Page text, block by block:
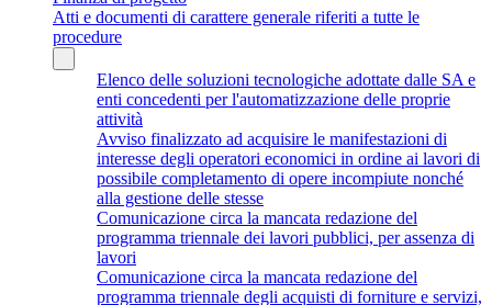
Atti e documenti di carattere generale riferiti a tutte le
procedure
Elenco delle soluzioni tecnologiche adottate dalle SA e
enti concedenti per l'automatizzazione delle proprie
attività
Avviso finalizzato ad acquisire le manifestazioni di
interesse degli operatori economici in ordine ai lavori di
possibile completamento di opere incompiute nonché
alla gestione delle stesse
Comunicazione circa la mancata redazione del
programma triennale dei lavori pubblici, per assenza di
lavori
Comunicazione circa la mancata redazione del
programma triennale degli acquisti di forniture e servizi,